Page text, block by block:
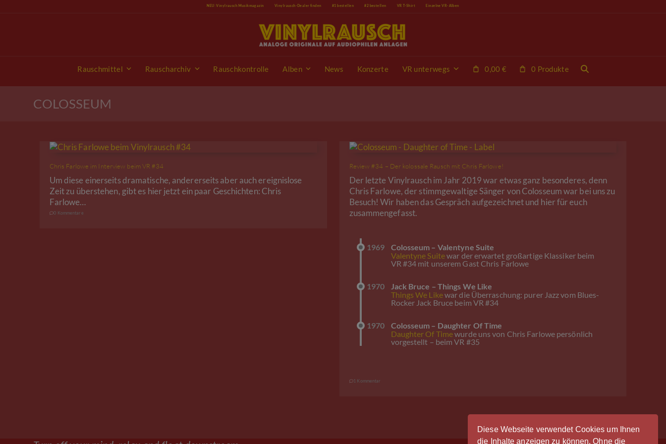
Diese Webseite verwendet Cookies um Ihnen
die Inhalte anzeigen zu können. Ohne die
NEU: Vinylrausch Musikmagazin Vinylrausch-Dealer finden #1 bestellen #2 bestellen VR T-Shirt Einzelne VR-Alben
Rauschmittel Rauscharchiv Rauschkontrolle Alben News Konzerte VR unterwegs 0,00 € 0 Produkte
COLOSSEUM
Chris Farlowe im Interview beim VR #34
Um diese einerseits dramatische, andererseits aber auch ereignislose
Zeit zu überstehen, gibt es hier jetzt ein paar Geschichten: Chris
Farlowe…
0 Kommentare
Review #34 – Der kolossale Rausch mit Chris Farlowe!
Der letzte Vinylrausch im Jahr 2019 war etwas ganz besonderes, denn
Chris Farlowe, der stimmgewaltige Sänger von Colosseum war bei uns zu
Besuch! Wir haben das Gespräch aufgezeichnet und hier für euch
zusammengefasst.
1969
Colosseum – Valentyne Suite
Valentyne Suitewar der erwartet großartige Klassiker beim
VR #34 mit unserem Gast Chris Farlowe
1970
Jack Bruce – Things We Like
Things We Likewar die Überraschung: purer Jazz vom Blues-
Rocker Jack Bruce beim VR #34
1970
Colosseum – Daughter Of Time
Daughter Of Timewurde uns von Chris Farlowe persönlich
vorgestellt – beim VR #35
1 Kommentar